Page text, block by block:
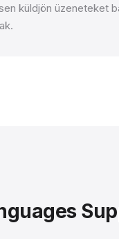
küldjön üzeneteket